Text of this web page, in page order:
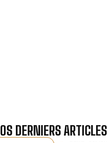
DERNIERS